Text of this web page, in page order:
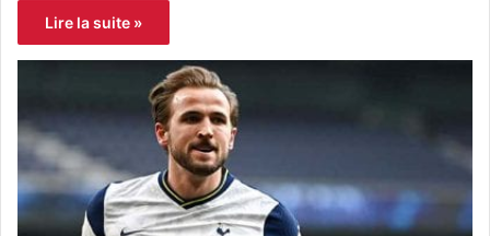
Lire la suite »